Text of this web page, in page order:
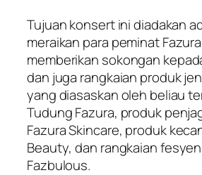
Tujuan konsert ini diadakan
meraikan para peminat
memberikan sokongan
dan juga rangkaian produk
yang diasaskan oleh beliau
Tudung Fazura, produk
Fazura Skincare, produk
Beauty, dan rangkaian
Fazbulous.